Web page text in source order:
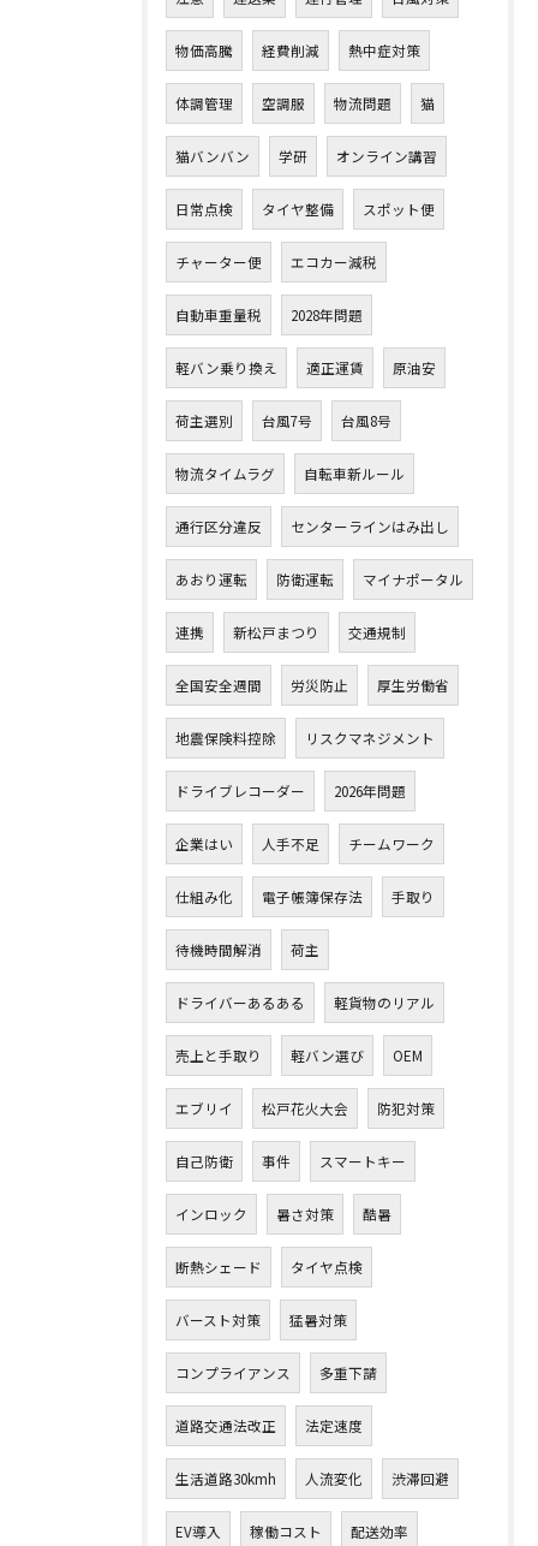
物価高騰 経費削減 熱中症対策
体調管理 空調服 物流問題 猫
猫バンバン 学研 オンライン講習
日常点検 タイヤ整備 スポット便
チャーター便 エコカー減税
自動車重量税 2028年問題
軽バン乗り換え 適正運賃 原油安
荷主選別 台風7号 台風8号
物流タイムラグ 自転車新ルール
通行区分違反 センターラインはみ出し
あおり運転 防衛運転 マイナポータル
連携 新松戸まつり 交通規制
全国安全週間 労災防止 厚生労働省
地震保険料控除 リスクマネジメント
ドライブレコーダー 2026年問題
企業はい 人手不足 チームワーク
仕組み化 電子帳簿保存法 手取り
待機時間解消 荷主
ドライバーあるある 軽貨物のリアル
売上と手取り 軽バン選び OEM
エブリイ 松戸花火大会 防犯対策
自己防衛 事件 スマートキー
インロック 暑さ対策 酷暑
断熱シェード タイヤ点検
バースト対策 猛暑対策
コンプライアンス 多重下請
道路交通法改正 法定速度
生活道路30kmh 人流変化 渋滞回避
EV導入 稼働コスト 配送効率